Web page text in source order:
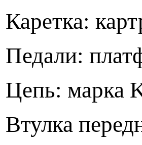
Каретка:
Педали:
Цепь: марка
Втулка